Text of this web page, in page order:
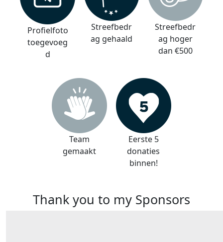
Profielfoto
toegevoeg
d
Streefbedr
ag gehaald
Streefbedr
ag hoger
dan €500
Team
gemaakt
Eerste 5
donaties
binnen!
Thank you to my Sponsors